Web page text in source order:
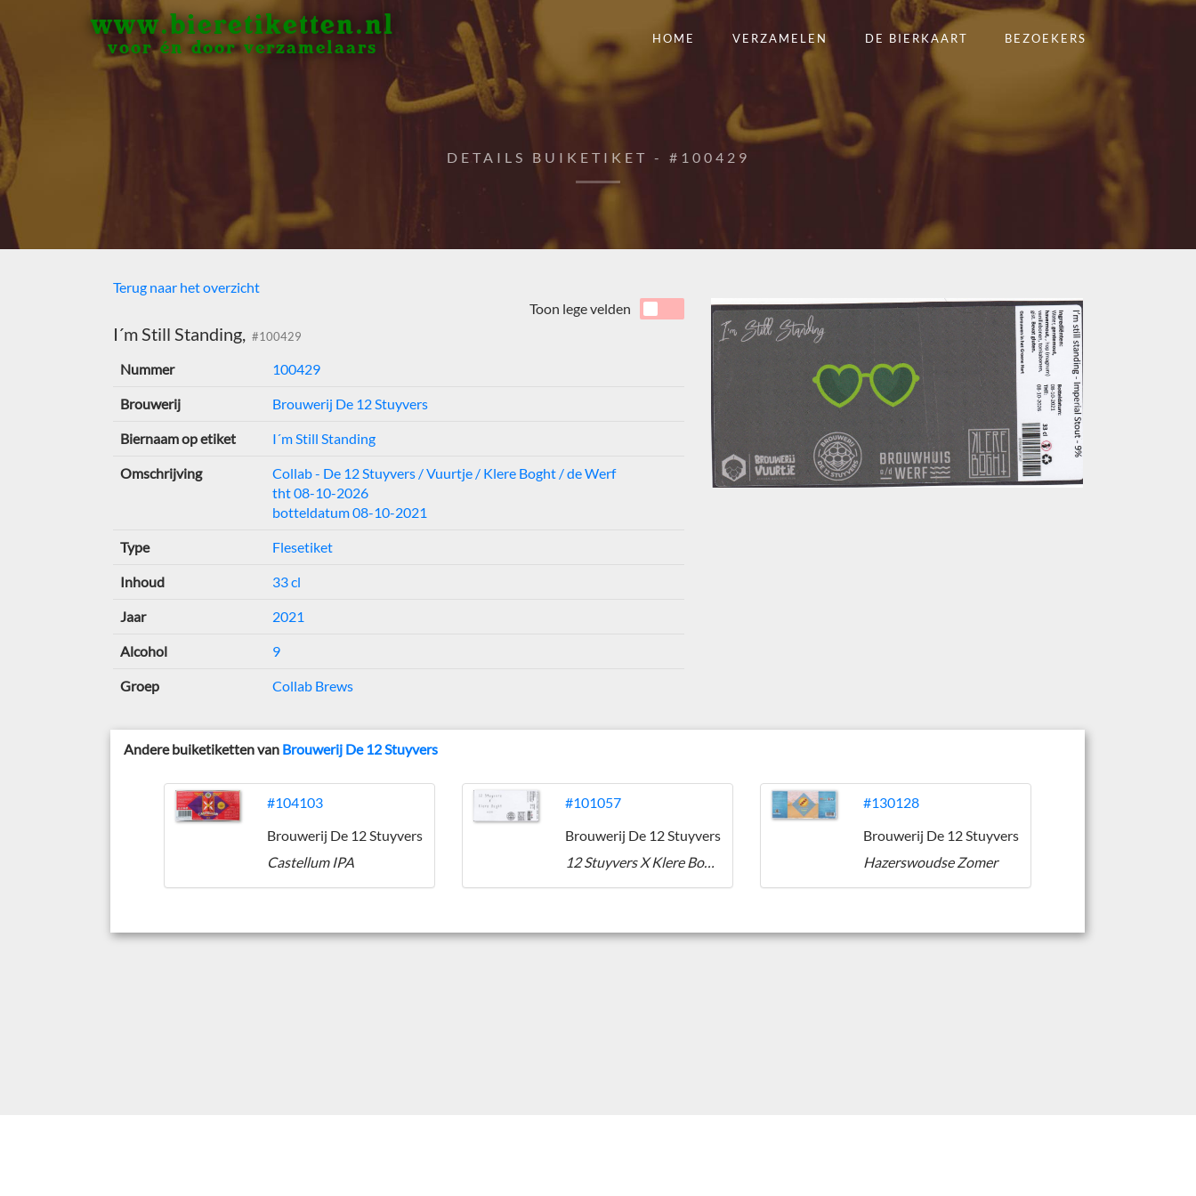
www.bieretiketten.nl
voor én door verzamelaars
HOME VERZAMELEN DE BIERKAART BEZOEKERS
DETAILS BUIKETIKET - #100429
Terug naar het overzicht
I´m Still Standing, #100429
Toon lege velden
Nummer 100429
Brouwerij Brouwerij De 12 Stuyvers
Biernaam op etiket I´m Still Standing
Omschrijving
Collab - De 12 Stuyvers / Vuurtje / Klere Boght / de Werf
tht 08-10-2026
botteldatum 08-10-2021
Type Flesetiket
Inhoud 33 cl
Jaar 2021
Alcohol 9
Groep Collab Brews
Andere buiketiketten van Brouwerij De 12 Stuyvers
#104103
Brouwerij De 12 Stuyvers
Castellum IPA
#101057
Brouwerij De 12 Stuyvers
12 Stuyvers X Klere Boght NEIPA
#130128
Brouwerij De 12 Stuyvers
Hazerswoudse Zomer